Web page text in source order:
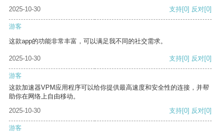
2025-10-30 支持[0] 反对[0]
游客
这款app的功能非常丰富，可以满足我不同的社交需求。
2025-10-30 支持[0] 反对[0]
游客
这款加速器VPM应用程序可以给你提供最高速度和安全性的连接，并帮
助你在网络上自由移动。
2025-10-30
支持[0] 反对[0]
游客